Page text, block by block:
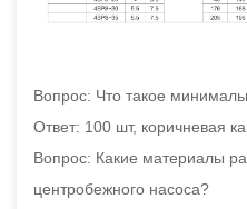
Вопрос: Что такое
Ответ: 100 шт, коричневая
Вопрос: Какие материалы
центробежного насоса?